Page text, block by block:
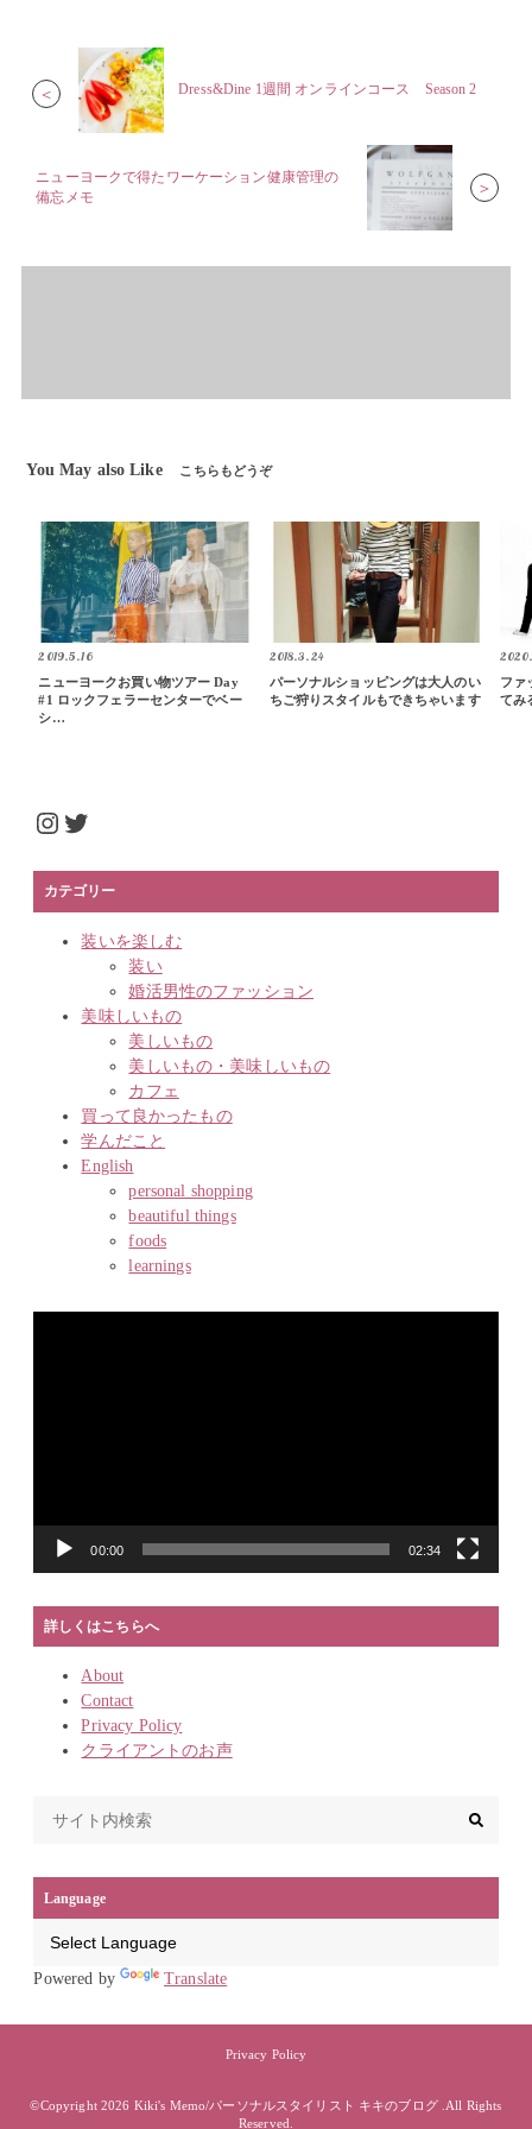
＜ Dress&Dine 1週間 オンラインコース Season 2
ニューヨークで得たワーケーション健康管理の
備忘メモ
＞
You May also Like こちらもどうぞ
2019.5.16
ニューヨークお買い物ツアー Day
#1 ロックフェラーセンターでベー
シ…
2018.3.24
パーソナルショッピングは大人のい
ちご狩りスタイルもできちゃいます
ファ
てみ
Instagram
Twitter
カテゴリー
装いを楽しむ
装い
婚活男性のファッション
美味しいもの
美しいもの
美しいもの・美味しいもの
カフェ
買って良かったもの
学んだこと
English
personal shopping
beautiful things
foods
learnings
00:00 02:34
詳しくはこちらへ
About
Contact
Privacy Policy
クライアントのお声
Language
Powered by Translate
Privacy Policy
©Copyright 2026 Kiki's Memo/パーソナルスタイリスト キキのブログ.All Rights
Reserved.